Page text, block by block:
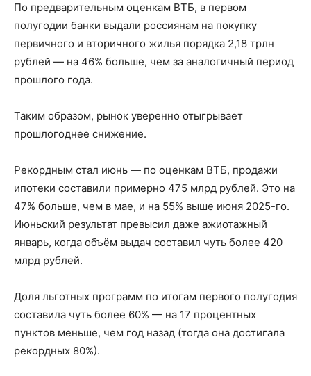
По предварительным оценкам ВТБ, в первом
полугодии банки выдали россиянам на покупку
первичного и вторичного жилья порядка 2,18 трлн
рублей — на 46% больше, чем за аналогичный период
прошлого года.
Таким образом, рынок уверенно отыгрывает
прошлогоднее снижение.
Рекордным стал июнь — по оценкам ВТБ, продажи
ипотеки составили примерно 475 млрд рублей. Это на
47% больше, чем в мае, и на 55% выше июня 2025-го.
Июньский результат превысил даже ажиотажный
январь, когда объём выдач составил чуть более 420
млрд рублей.
Доля льготных программ по итогам первого полугодия
составила чуть более 60% — на 17 процентных
пунктов меньше, чем год назад (тогда она достигала
рекордных 80%).